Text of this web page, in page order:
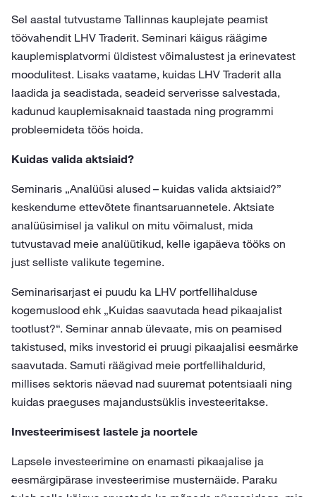
Sel aastal tutvustame Tallinnas kauplejate peamist
töövahendit LHV Traderit. Seminari käigus räägime
kauplemisplatvormi üldistest võimalustest ja erinevatest
moodulitest. Lisaks vaatame, kuidas LHV Traderit alla
laadida ja seadistada, seadeid serverisse salvestada,
kadunud kauplemisaknaid taastada ning programmi
probleemideta töös hoida.
Kuidas valida aktsiaid?
Seminaris „Analüüsi alused – kuidas valida aktsiaid?”
keskendume ettevõtete finantsaruannetele. Aktsiate
analüüsimisel ja valikul on mitu võimalust, mida
tutvustavad meie analüütikud, kelle igapäeva tööks on
just selliste valikute tegemine.
Seminarisarjast ei puudu ka LHV portfellihalduse
kogemuslood ehk „Kuidas saavutada head pikaajalist
tootlust?“. Seminar annab ülevaate, mis on peamised
takistused, miks investorid ei pruugi pikaajalisi eesmärke
saavutada. Samuti räägivad meie portfellihaldurid,
millises sektoris näevad nad suuremat potentsiaali ning
kuidas praeguses majandustsüklis investeeritakse.
Investeerimisest lastele ja noortele
Lapsele investeerimine on enamasti pikaajalise ja
eesmärgipärase investeerimise musternäide. Paraku